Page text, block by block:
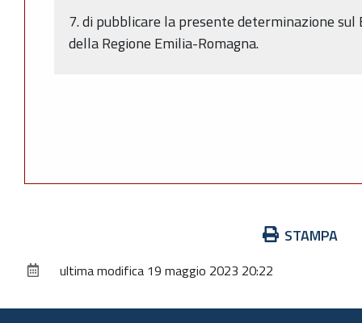
7. di pubblicare la presente determinazione
della Regione Emilia-Romagna.
documento
STAMPA
ultima modifica 19 maggio 2023 20:22